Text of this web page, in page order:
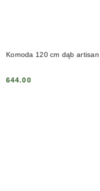
Komoda 120 cm dąb
Cena:
644.00